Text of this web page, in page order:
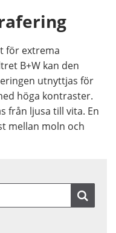
för extrema
B+W kan den
utnyttjas för
höga kontraster.
från ljusa till vita. En
mellan moln och